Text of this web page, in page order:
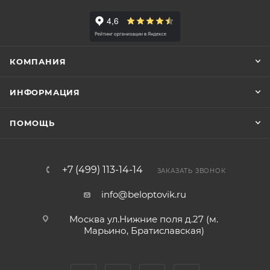
КОМПАНИЯ
ИНФОРМАЦИЯ
ПОМОЩЬ
+7 (499) 113-14-14 ЗАКАЗАТЬ ЗВОНОК
info@beloptovik.ru
Москва ул.Нижние поля д.27 (м.
Марьино, Братиславская)